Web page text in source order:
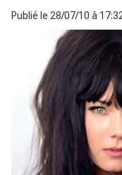
Publié le 28/07/10 à